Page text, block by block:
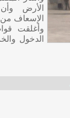
الأرض
الإسعاف
وأغلقت
الدخول